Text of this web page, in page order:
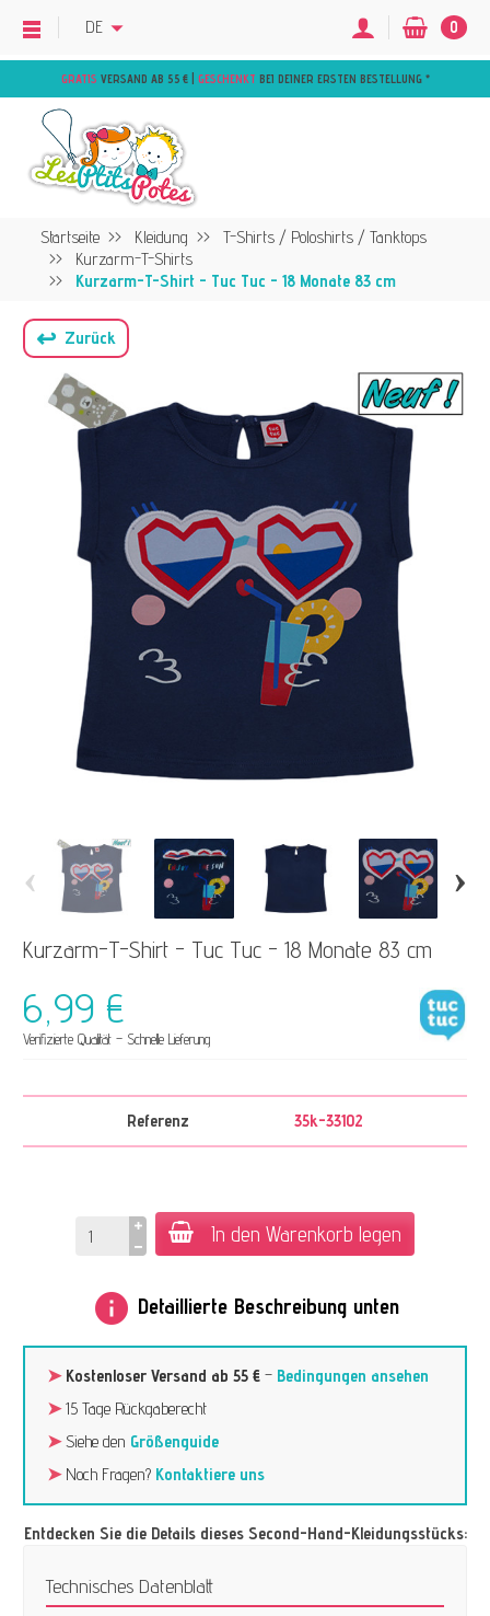
GRATIS VERSAND AB 55 € | GESCHENKT BEI DEINER ERSTEN BESTELLUNG *
DE 0
Startseite Kleidung
T-Shirts / Poloshirts / Tanktops
Kurzarm-T-Shirts
Kurzarm-T-Shirt - Tuc Tuc - 18 Monate 83 cm
↩ Zurück
‹ ›
Kurzarm-T-Shirt - Tuc Tuc - 18 Monate 83 cm
6,99 €
Verifizierte Qualität – Schnelle Lieferung
Referenz 35k-33102
In den Warenkorb legen
info Detaillierte Beschreibung unten
➤ Kostenloser Versand ab 55 € – Bedingungen ansehen
➤15 Tage Rückgaberecht
➤Siehe den Größenguide
➤Noch Fragen? Kontaktiere uns
Entdecken Sie die Details dieses Second-Hand-Kleidungsstücks:
Technisches Datenblatt